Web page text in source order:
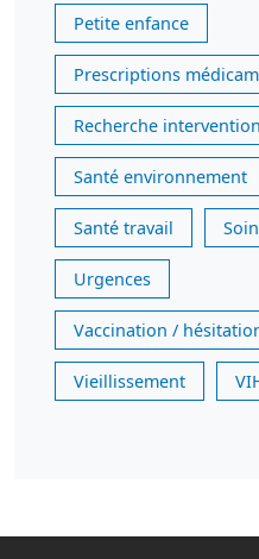
Petite enfance
Prescriptions
Recherche
Santé environnement
Santé travail
Urgences
Vaccination /
Vieillissement